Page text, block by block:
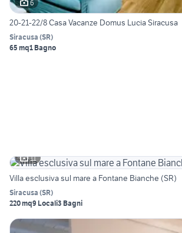
6
20-21-22/8 Casa Vacanze Domus Lucia Siracusa
Siracusa (SR)
65 mq1 Bagno
11
Villa esclusiva sul mare a Fontane Bianche (SR)
Siracusa (SR)
220 mq9 Locali3 Bagni